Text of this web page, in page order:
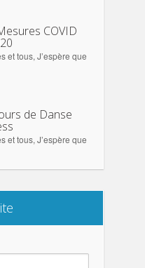
COVID
et tous, J’espère que
de Danse
et tous, J’espère que